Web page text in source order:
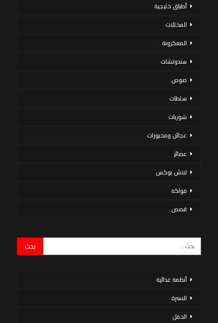
أطباق خليجية
المخللات
المعكرونة
سندوتشات
صوص
سلطات
شوربات
عجائن ومخبوزات
عصائر
لانش بوكس
فواكه
قصص
أنظمة غذائية
الاسرة
الحمل